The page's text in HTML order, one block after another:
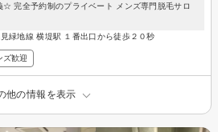
完全予約制のプライベート メンズ専門脱毛サロ
緑地線 横堤駅 １番出口から徒歩２０秒
ズ歓迎
他の情報を表示